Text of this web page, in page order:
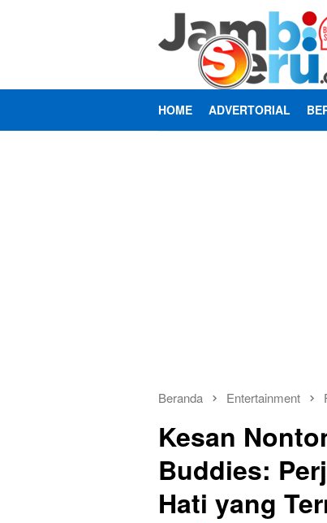
HOME ADVERTORIAL
Beranda Entertainment
Kesan
Buddies:
Hati yang